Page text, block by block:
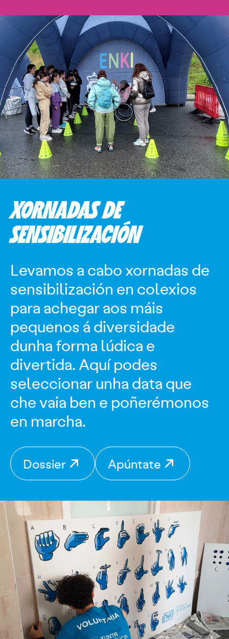
XORNADAS DE
SENSIBILIZACIÓN
Levamos a cabo xornadas de
sensibilización en colexios
para achegar aos máis
pequenos á diversidade
dunha forma lúdica e
divertida. Aquí podes
seleccionar unha data que
che vaia ben e poñerémonos
en marcha.
Dossier Apúntate